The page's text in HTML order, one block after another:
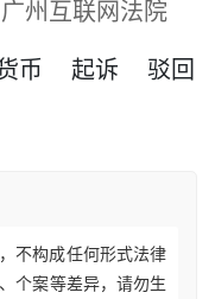
州互联网法院
币 起诉
驳回
不构成任何形式法律
个案等差异，请勿生